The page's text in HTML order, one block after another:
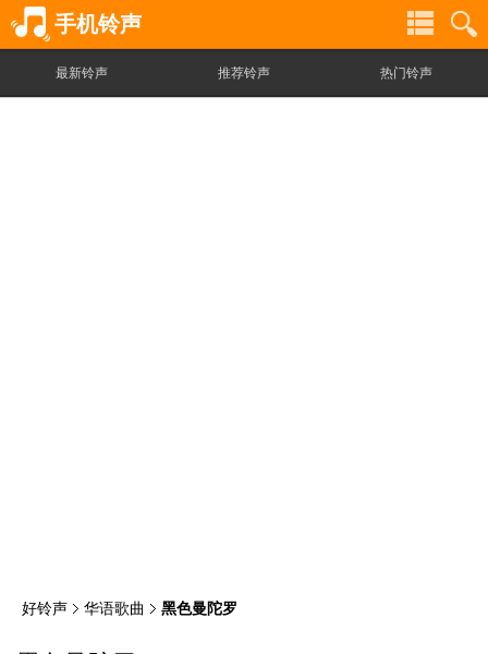
手机铃声
最新铃声 推荐铃声 热门铃声
好铃声 华语歌曲 黑色曼陀罗